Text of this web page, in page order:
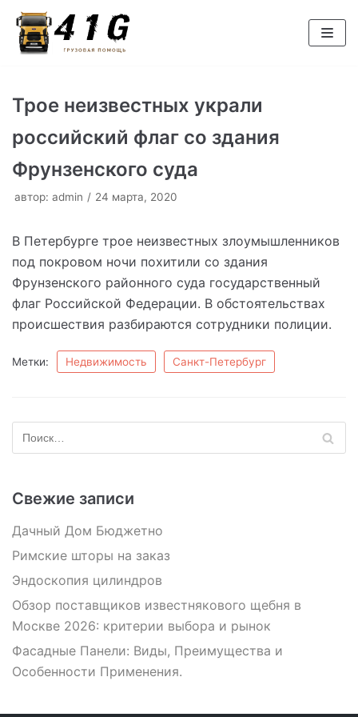
Перейти
к
Трое неизвестных украли
российский флаг со здания
Фрунзенского суда
автор: admin 24 марта, 2020
В Петербурге трое неизвестных злоумышленников
под покровом ночи похитили со здания
Фрунзенского районного суда государственный
флаг Российской Федерации. В обстоятельствах
происшествия разбираются сотрудники полиции.
Метки: Недвижимость Санкт-Петербург
Свежие записи
Дачный Дом Бюджетно
Римские шторы на заказ
Эндоскопия цилиндров
Обзор поставщиков известнякового щебня в
Москве 2026: критерии выбора и рынок
Фасадные Панели: Виды, Преимущества и
Особенности Применения.